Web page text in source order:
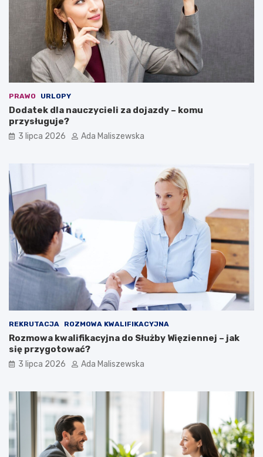
PRAWO URLOPY
Dodatek dla nauczycieli za dojazdy – komu
przysługuje?
3 lipca 2026 Ada Maliszewska
REKRUTACJA ROZMOWA KWALIFIKACYJNA
Rozmowa kwalifikacyjna do Służby Więziennej – jak
się przygotować?
3 lipca 2026 Ada Maliszewska